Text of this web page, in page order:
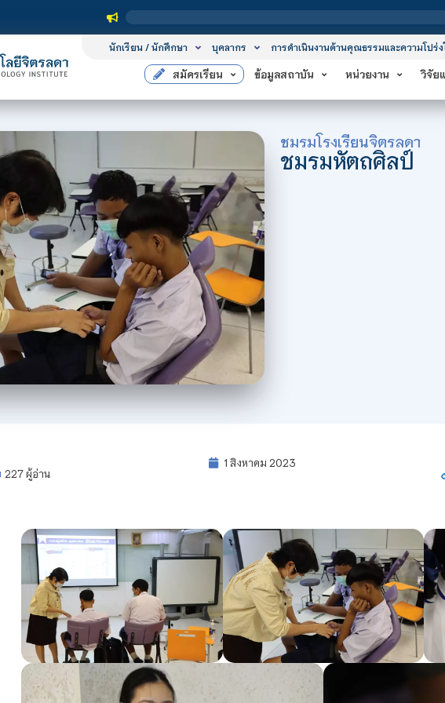
นักเรียน / นักศึกษา บุคลากร การดำเนินงานด้านคุณธรรมและความโปร่ง
สมัครเรียน ข้อมูลสถาบัน หน่วยงาน วิจัย
ชมรมโรงเรียนจิตรลดา
ชมรมหัตถศิลป์
227 ผู้อ่าน
1 สิงหาคม 2023